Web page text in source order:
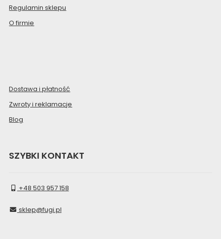
Regulamin sklepu
O firmie
Dostawa i płatność
Zwroty i reklamacje
Blog
SZYBKI KONTAKT
+48 503 957 158
sklep@fugi.pl